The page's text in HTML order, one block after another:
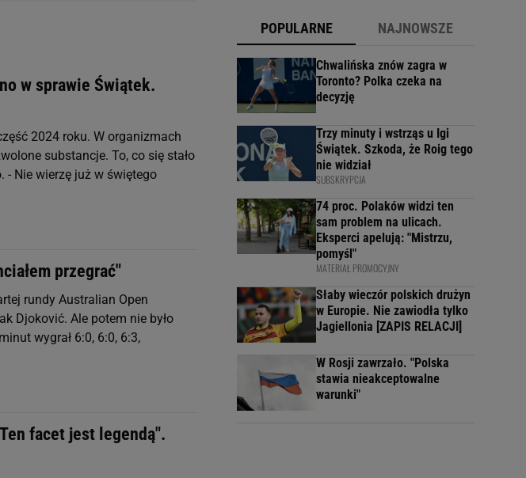
w sprawie Świątek.
2024 roku. W organizmach
substancje. To, co się stało
- Nie wierzę już w świętego
przegrać"
rundy Australian Open
Djoković. Ale potem nie było
wygrał 6:0, 6:0, 6:3,
facet jest legendą".
POPULARNE NAJNOWSZE
Chwalińska znów zagra w
Toronto? Polka czeka na
decyzję
Trzy minuty i wstrząs u Igi
Świątek. Szkoda, że Roig tego
nie widział
SUBSKRYPCJA
74 proc. Polaków widzi ten
sam problem na ulicach.
Eksperci apelują: "Mistrzu,
pomyśl"
MATERIAŁ PROMOCYJNY
Słaby wieczór polskich drużyn
w Europie. Nie zawiodła tylko
Jagiellonia [ZAPIS RELACJI]
W Rosji zawrzało. "Polska
stawia nieakceptowalne
warunki"